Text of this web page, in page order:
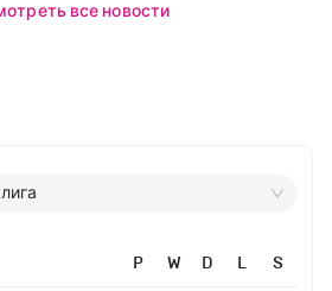
все новости
P W D L S